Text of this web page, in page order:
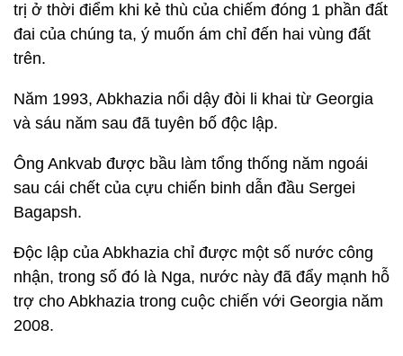
trị ở thời điểm khi kẻ thù của chiếm đóng 1 phần đất
đai của chúng ta, ý muốn ám chỉ đến hai vùng đất
trên.
Năm 1993, Abkhazia nổi dậy đòi li khai từ Georgia
và sáu năm sau đã tuyên bố độc lập.
Ông Ankvab được bầu làm tổng thống năm ngoái
sau cái chết của cựu chiến binh dẫn đầu Sergei
Bagapsh.
Độc lập của Abkhazia chỉ được một số nước công
nhận, trong số đó là Nga, nước này đã đẩy mạnh hỗ
trợ cho Abkhazia trong cuộc chiến với Georgia năm
2008.